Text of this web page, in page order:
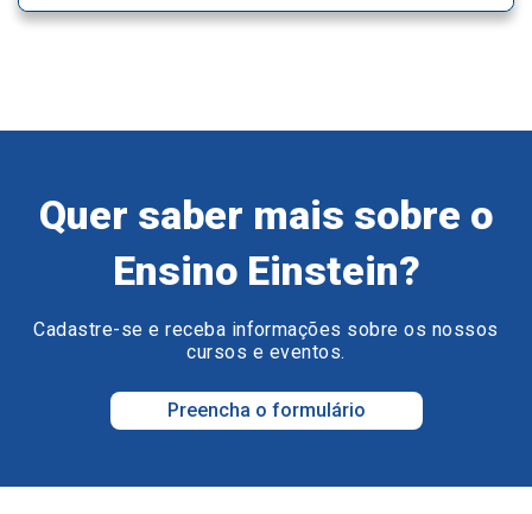
Quer saber mais sobre o
Ensino Einstein?
Cadastre-se e receba informações sobre os nossos
cursos e eventos.
Preencha o formulário